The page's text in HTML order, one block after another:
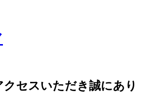
クセスいただき誠にあり